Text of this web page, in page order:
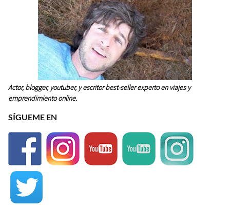
Actor, blogger, youtuber, y escritor best-seller experto en viajes y
emprendimiento online.
SÍGUEME EN